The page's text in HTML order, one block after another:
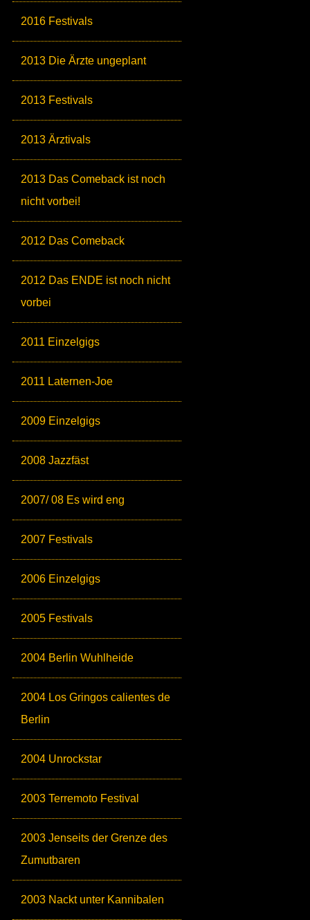
2016 Festivals
2013 Die Ärzte ungeplant
2013 Festivals
2013 Ärztivals
2013 Das Comeback ist noch
nicht vorbei!
2012 Das Comeback
2012 Das ENDE ist noch nicht
vorbei
2011 Einzelgigs
2011 Laternen-Joe
2009 Einzelgigs
2008 Jazzfäst
2007/ 08 Es wird eng
2007 Festivals
2006 Einzelgigs
2005 Festivals
2004 Berlin Wuhlheide
2004 Los Gringos calientes de
Berlin
2004 Unrockstar
2003 Terremoto Festival
2003 Jenseits der Grenze des
Zumutbaren
2003 Nackt unter Kannibalen